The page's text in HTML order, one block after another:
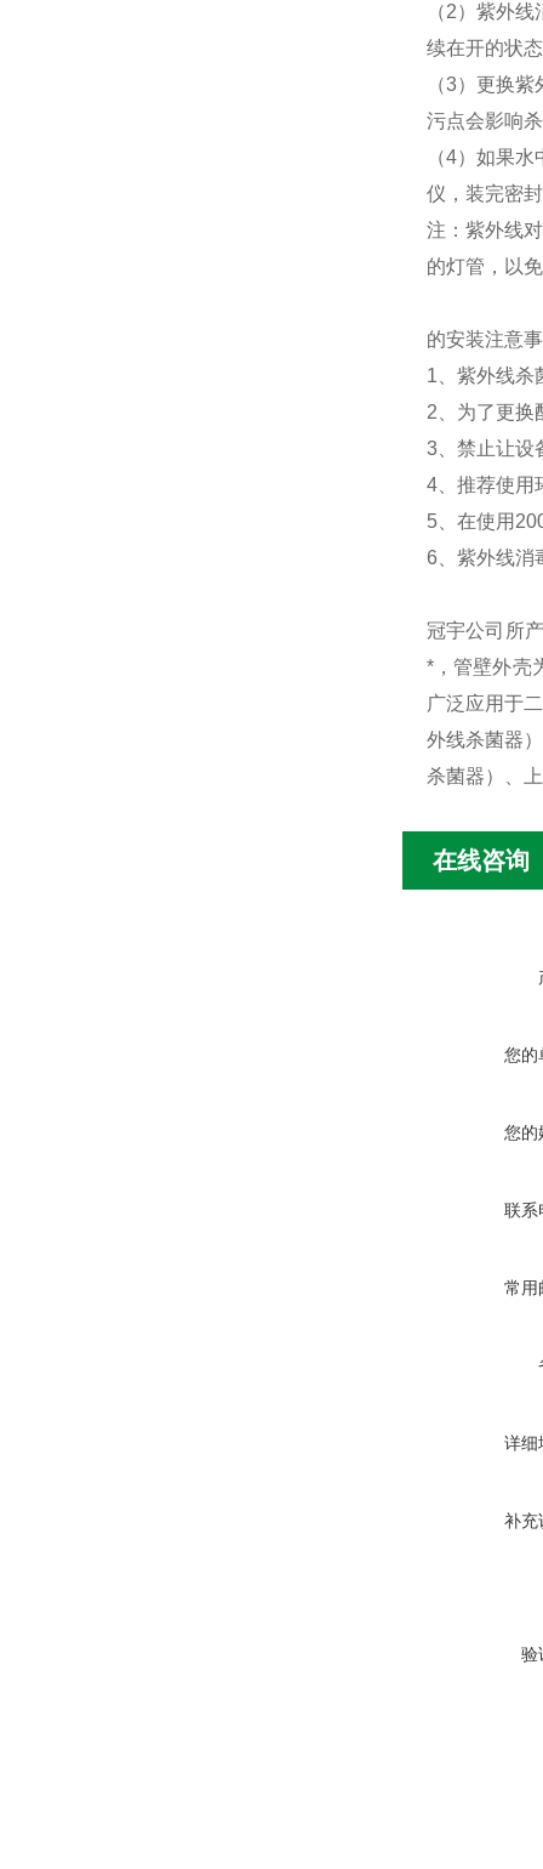
（2）紫外
续在开的状
（3）更换
污点会影响
（4）如果
仪，装完密
注：紫外线
的灯管，以
的安装注意
1、紫外线杀
2、为了更换
3、禁止让设
4、推荐使用
5、在使用
6、紫外线消
冠宇公司所
*，管壁外壳
广泛应用于
外线杀菌器
杀菌器）、
在线咨询
您的
您的
联系
常用
详细
补充
验